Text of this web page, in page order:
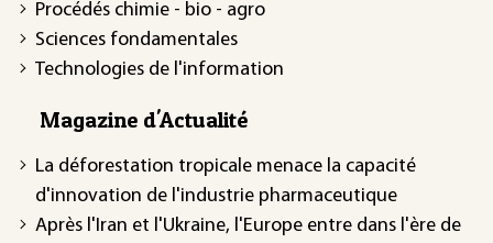
Procédés chimie - bio - agro
Sciences fondamentales
Technologies de l'information
Magazine d'Actualité
La déforestation tropicale menace la capacité
d'innovation de l'industrie pharmaceutique
Après l'Iran et l'Ukraine, l'Europe entre dans l'ère de